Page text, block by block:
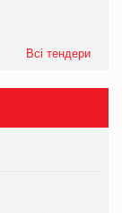
Всі тендери